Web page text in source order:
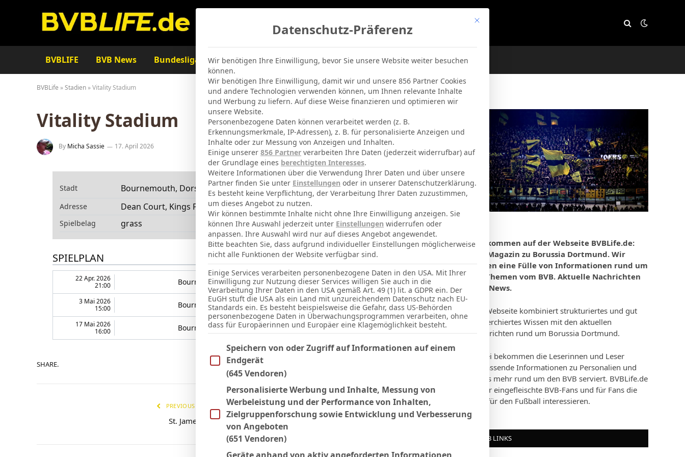
BVBLIFE BVB News Bundesliga Tabelle Champions League BVB-Netradio Erfolge
BVBLife »Stadien »Vitality Stadium
Vitality Stadium
By Micha Sassie 17. April 2026
Stadt Bournemouth, Dorset Teams Bournemouth
Adresse Dean Court, Kings Park Kapazität 12000
Spielbelag grass
SPIELPLAN
22 Apr. 2026
21:00
Bournemouth - - Leeds
3 Mai 2026
15:00
Bournemouth - - Crystal Palace
17 Mai 2026
16:00
Bournemouth - - Manchester City
SHARE.
Facebook Twitter
PREVIOUS ARTICLE
St. James‘ Park
NEXT ARTICLE
Craven Cottage
Willkommen auf der Webseite BVBLife.de:
Das Magazin zu Borussia Dortmund. Wir
bieten eine Fülle von Informationen rund um
die Themen vom BVB. Aktuelle Nachrichten
und News.
Die Webseite kombiniert strukturiertes und gut
recherchiertes Wissen mit den aktuellen
Nachrichten rund um Borussia Dortmund.
Dabei bekommen die Leserinnen und Leser
umfassende Informationen zu Personalien und
vieles mehr rund um den BVB serviert. BVBLife.de
ist für eingefleischte BVB-Fans und für Fans die
sich für den Fußball interessieren.
BVB LINKS
Mit diesem Button wird der Dialog geschlossen. Seine
Datenschutz-Präferenz
Wir benötigen Ihre Einwilligung, bevor Sie unsere Website weiter besuchen
können.
Wir benötigen Ihre Einwilligung, damit wir und unsere 856 Partner Cookies
und andere Technologien verwenden können, um Ihnen relevante Inhalte
und Werbung zu liefern. Auf diese Weise finanzieren und optimieren wir
unsere Website.
Personenbezogene Daten können verarbeitet werden (z. B.
Erkennungsmerkmale, IP-Adressen), z. B. für personalisierte Anzeigen und
Inhalte oder zur Messung von Anzeigen und Inhalten.
Einige unserer 856 Partner verarbeiten Ihre Daten (jederzeit widerrufbar) auf
der Grundlage eines berechtigten Interesses.
Weitere Informationen über die Verwendung Ihrer Daten und über unsere
Partner finden Sie unter Einstellungen oder in unserer Datenschutzerklärung.
Es besteht keine Verpflichtung, der Verarbeitung Ihrer Daten zuzustimmen,
um dieses Angebot zu nutzen.
Wir können bestimmte Inhalte nicht ohne Ihre Einwilligung anzeigen. Sie
können Ihre Auswahl jederzeit unter Einstellungen widerrufen oder
anpassen. Ihre Auswahl wird nur auf dieses Angebot angewendet.
Bitte beachten Sie, dass aufgrund individueller Einstellungen möglicherweise
nicht alle Funktionen der Website verfügbar sind.
Einige Services verarbeiten personenbezogene Daten in den USA. Mit Ihrer
Einwilligung zur Nutzung dieser Services willigen Sie auch in die
Verarbeitung Ihrer Daten in den USA gemäß Art. 49 (1) lit. a GDPR ein. Der
EuGH stuft die USA als ein Land mit unzureichendem Datenschutz nach EU-
Standards ein. Es besteht beispielsweise die Gefahr, dass US-Behörden
personenbezogene Daten in Überwachungsprogrammen verarbeiten, ohne
dass für Europäerinnen und Europäer eine Klagemöglichkeit besteht.
Im Folgenden finden Sie eine Liste der Zwecke des IAB Transparency and Consent Framework (TCF), für die eine Einwilligung erteilt
Speichern von oder Zugriff auf Informationen auf einem
Endgerät
(645 Vendoren)
Personalisierte Werbung und Inhalte, Messung von
Werbeleistung und der Performance von Inhalten,
Zielgruppenforschung sowie Entwicklung und Verbesserung
von Angeboten
(651 Vendoren)